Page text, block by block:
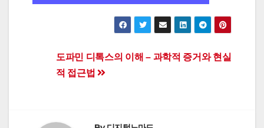
Post
navigation
도파민 디톡스의 이해 – 과학적 증거와 현실
적 접근법